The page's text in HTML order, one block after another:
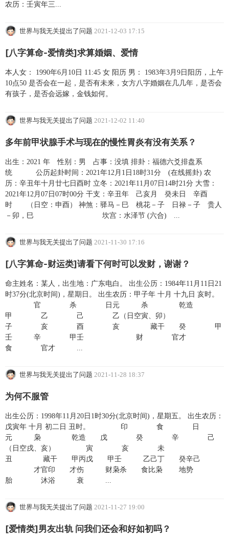
农历：壬寅年三...
世界与我无关提出了问题 2021-12-03 17:15
[八字算命-爱情类]求算婚姻、爱情
本人女： 1990年6月10日 11:45 女 阳历 男： 1983年3月9日阳历，上午
10点50 是否会在一起，是否有未来，女方八字婚姻在几几年，是否会
有孩子，是否会远嫁，金钱如何。
世界与我无关提出了问题 2021-12-02 11:40
多年前甲状腺手术与现在的慢性胃炎有没有关系？
出生：2021 年 性别：男 占事：没填 排卦：福德六爻排盘系
统 公历起卦时间：2021年12月1日18时31分 (在线摇卦) 农
历：辛丑年十月廿七日酉时 立冬：2021年11月07日14时21分 大雪：
2021年12月07日07时00分 干支：辛丑年 己亥月 癸未日 辛酉
时 （日空：申酉） 神煞：驿马－巳 桃花－子 日禄－子 贵人
－卯，巳 坎宫：水泽节 (六合) ...
世界与我无关提出了问题 2021-11-30 17:16
[八字算命-财运类]请看下何时可以发财，谢谢？
命主姓名：某人，出生地：广东电白。 出生公历：1984年11月11日21
时37分(北京时间)，星期日。 出生农历：甲子年 十月 十九日 亥时。
官 杀 日元 杀 乾造
甲 乙 己 乙（日空寅、卯）
子 亥 酉 亥 藏干 癸 甲
壬 辛 甲壬 财 官才
食 官才 ...
世界与我无关提出了问题 2021-11-28 18:37
为何不服管
出生公历：1998年11月20日1时30分(北京时间)，星期五。 出生农历：
戊寅年 十月 初二日 丑时。 印 食 日
元 枭 乾造 戊 癸 辛 己
（日空戌、亥） 寅 亥 未
丑 藏干 甲丙戊 甲壬 乙己丁 癸辛己
才官印 才伤 财枭杀 食比枭 地势
胎 沐浴 衰 ...
世界与我无关提出了问题 2021-11-27 19:00
[爱情类]男友出轨 问我们还会和好如初吗？